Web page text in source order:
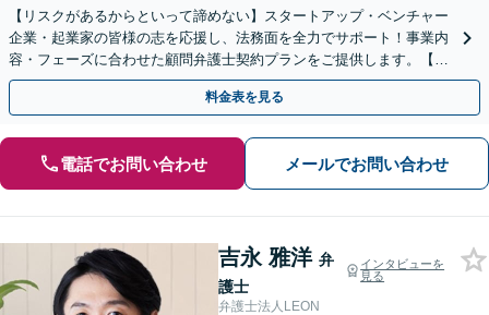
【リスクがあるからといって諦めない】スタートアップ・ベンチャー
企業・起業家の皆様の志を応援し、法務面を全力でサポート！事業内
容・フェーズに合わせた顧問弁護士契約プランをご提供します。【顧
問契約／企業法務】
料金表を見る
電話でお問い合わせ メールでお問い合わせ
吉永 雅洋 弁
護士
インタビューを
見る
弁護士法人LEON